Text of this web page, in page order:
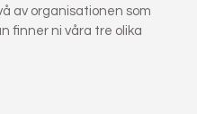
av organisationen som
finner ni våra tre olika